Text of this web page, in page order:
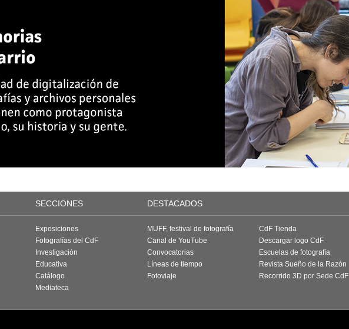
SECCIONES DESTACADOS
Exposiciones
Fotografías del CdF
Investigación
Educativa
Catálogo
Mediateca
MUFF, festival de fotografía
Canal de YouTube
Convocatorias
Líneas de tiempo
Fotoviaje
CdF Tienda
Descargar logo CdF
Escuelas de fotografía
Revista Sueño de la Razón
Recorrido 3D por Sede CdF